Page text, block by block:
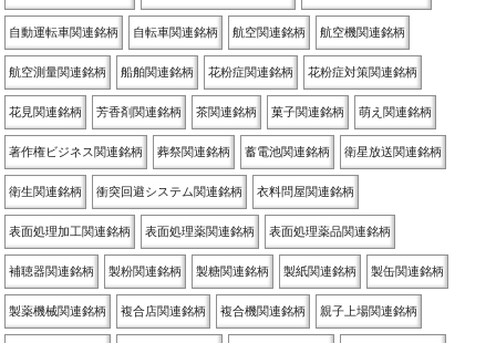
自動運転車関連銘柄 自転車関連銘柄 航空関連銘柄 航空機関連銘柄
航空測量関連銘柄 船舶関連銘柄 花粉症関連銘柄 花粉症対策関連銘柄
花見関連銘柄 芳香剤関連銘柄 茶関連銘柄 菓子関連銘柄 萌え関連銘柄
著作権ビジネス関連銘柄 葬祭関連銘柄 蓄電池関連銘柄 衛星放送関連銘柄
衛生関連銘柄 衝突回避システム関連銘柄 衣料問屋関連銘柄
表面処理加工関連銘柄 表面処理薬関連銘柄 表面処理薬品関連銘柄
補聴器関連銘柄 製粉関連銘柄 製糖関連銘柄 製紙関連銘柄 製缶関連銘柄
製薬機械関連銘柄 複合店関連銘柄 複合機関連銘柄 親子上場関連銘柄